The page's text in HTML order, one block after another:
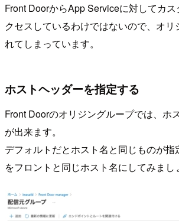
Front DoorからApp Serviceに対してカ
クセスしているわけではないので、オリ
れてしまっています。
ホストヘッダーを指定する
Front Doorのオリジングループでは、ホ
が出来ます。
デフォルトだとホスト名と同じものが指
をフロントと同じホスト名にしてみまし